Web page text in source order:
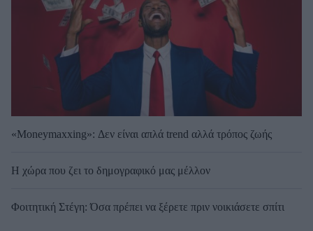
«Moneymaxxing»: Δεν είναι απλά trend αλλά τρόπος ζωής
Η χώρα που ζει το δημογραφικό μας μέλλον
Φοιτητική Στέγη: Όσα πρέπει να ξέρετε πριν νοικιάσετε σπίτι